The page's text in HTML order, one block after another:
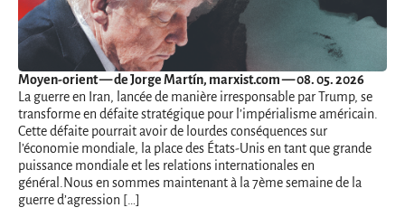
Moyen-orient— de Jorge Martín, marxist.com — 08. 05. 2026
La guerre en Iran, lancée de manière irresponsable par Trump, se
transforme en défaite stratégique pour l’impérialisme américain.
Cette défaite pourrait avoir de lourdes conséquences sur
l’économie mondiale, la place des États-Unis en tant que grande
puissance mondiale et les relations internationales en
général.Nous en sommes maintenant à la 7ème semaine de la
guerre d’agression […]